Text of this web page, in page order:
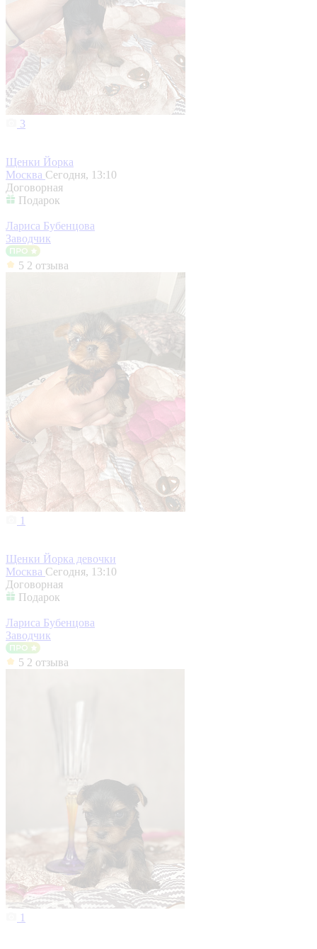
3
Щенки Йорка
Москва Сегодня, 13:10
Договорная
Подарок
Лариса Бубенцова
Заводчик
5 2 отзыва
1
Щенки Йорка девочки
Москва Сегодня, 13:10
Договорная
Подарок
Лариса Бубенцова
Заводчик
5 2 отзыва
1